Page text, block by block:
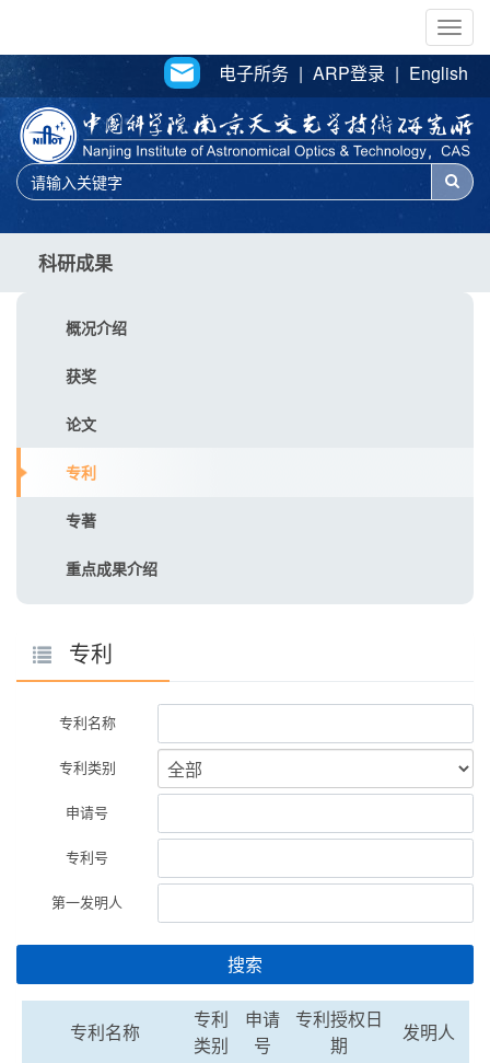
电子所务 | ARP登录 | English
科研成果
概况介绍
获奖
论文
专利
专著
重点成果介绍
专利
专利名称
专利类别
申请号
专利号
第一发明人
搜索
专利名称
专利
类别
申请
号
专利授权日
期
发明人